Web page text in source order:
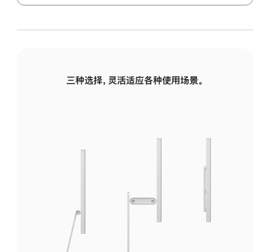
三种选择，灵活适应各种使用场景。